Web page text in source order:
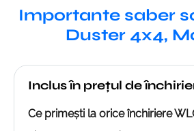
Importante saber
Duster 4x4,
Inclus în prețul de
Ce primești la orice închiriere